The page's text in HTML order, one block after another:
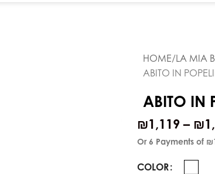
HOME LA MIA
ABITO IN
ABITO IN
₪1,119 – ₪
Or 6 Payments of
COLOR